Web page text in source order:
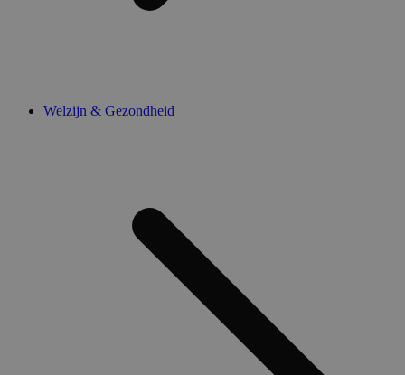
Welzijn & Gezondheid